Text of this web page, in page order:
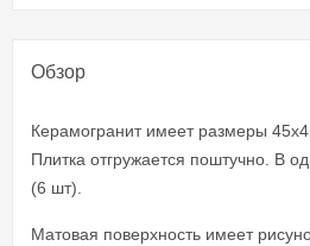
Обзор
Керамогранит имеет размеры
Плитка отгружается поштучно. В
(6 шт).
Матовая поверхность имеет